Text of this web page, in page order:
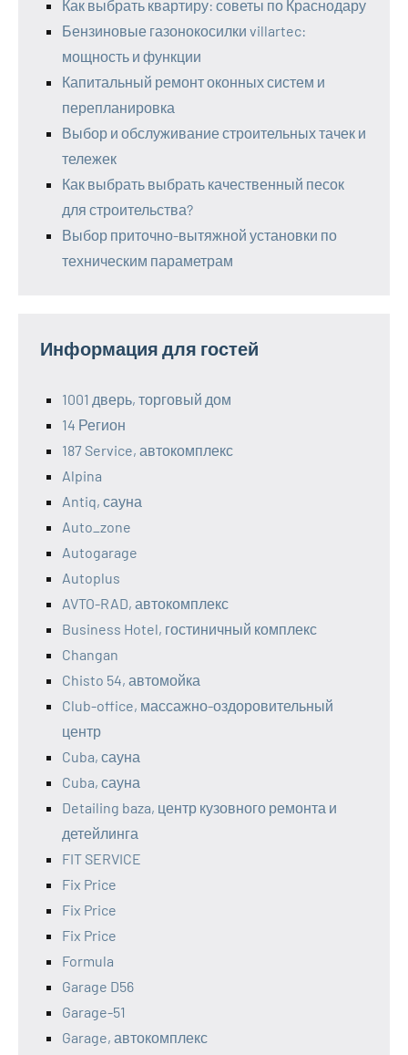
Как выбрать квартиру: советы по Краснодару
Бензиновые газонокосилки villartec:
мощность и функции
Капитальный ремонт оконных систем и
перепланировка
Выбор и обслуживание строительных тачек и
тележек
Как выбрать выбрать качественный песок
для строительства?
Выбор приточно-вытяжной установки по
техническим параметрам
Информация для гостей
1001 дверь, торговый дом
14 Регион
187 Service, автокомплекс
Alpina
Antiq, сауна
Auto_zone
Autogarage
Autoplus
AVTO-RAD, автокомплекс
Business Hotel, гостиничный комплекс
Changan
Chisto 54, автомойка
Club-office, массажно-оздоровительный
центр
Cuba, сауна
Cuba, сауна
Detailing baza, центр кузовного ремонта и
детейлинга
FIT SERVICE
Fix Price
Fix Price
Fix Price
Formula
Garage D56
Garage-51
Garage, автокомплекс